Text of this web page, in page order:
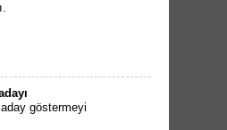
göstermeyi